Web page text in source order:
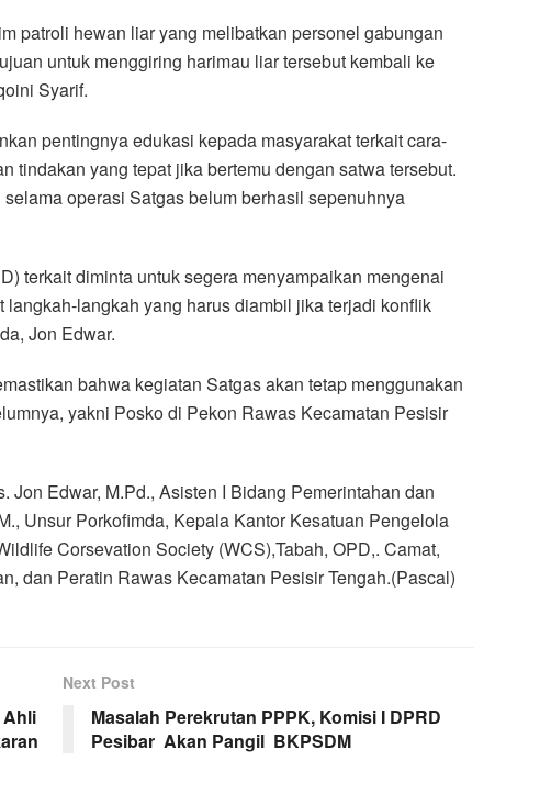
patroli hewan liar yang melibatkan personel gabungan
untuk menggiring harimau liar tersebut kembali ke
Syarif.
pentingnya edukasi kepada masyarakat terkait cara-
tindakan yang tepat jika bertemu dengan satwa tersebut.
operasi Satgas belum berhasil sepenuhnya
terkait diminta untuk segera menyampaikan mengenai
langkah yang harus diambil jika terjadi konflik
Jon Edwar.
bahwa kegiatan Satgas akan tetap menggunakan
yakni Posko di Pekon Rawas Kecamatan Pesisir
Jon Edwar, M.Pd., Asisten I Bidang Pemerintahan dan
Unsur Porkofimda, Kepala Kantor Kesatuan Pengelola
Corsevation Society (WCS),Tabah, OPD,. Camat,
dan Peratin Rawas Kecamatan Pesisir Tengah.(Pascal)
Ahli
Next Post
Masalah Perekrutan PPPK, Komisi I DPRD
Pesibar Akan Pangil BKPSDM